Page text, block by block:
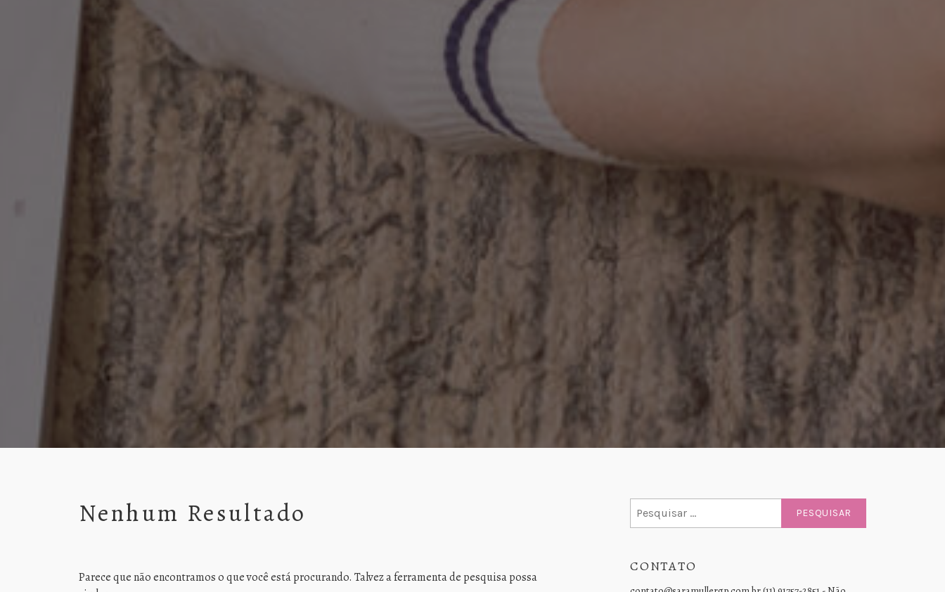
Nenhum Resultado
Parece que não encontramos o que você está procurando. Talvez a ferramenta de pesquisa possa
por:
CONTATO